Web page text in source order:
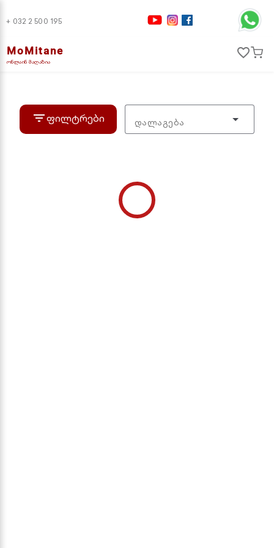
+ 032 2 500 195
MoMitane
ონლაინ მაღაზია
favorite_border
filter_listფილტრები დალაგება